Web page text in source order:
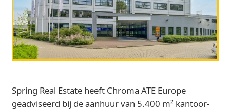
Spring Real Estate heeft Chroma ATE Europe
geadviseerd bij de aanhuur van 5.400 m² kantoor-